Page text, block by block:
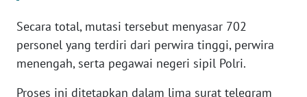
Secara total, mutasi tersebut menyasar 702
personel yang terdiri dari perwira tinggi, perwira
menengah, serta pegawai negeri sipil Polri.
Proses ini ditetapkan dalam lima surat telegram
PEDOMAN
MEDIA
REDAKSI